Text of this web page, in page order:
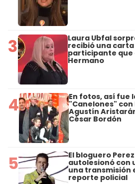
3 Laura Ubfal
recibió una
participante que
Hermano
4 En fotos, así fue
"Canelones" con
Agustín
César Bordón
5 El bloguero
autolesionó con
una transmisión
reporte policial